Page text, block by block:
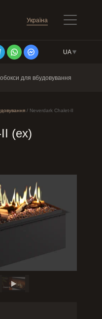
Україна
UA
для вбудовування
/ Neverdark Chalet-II
(ex)